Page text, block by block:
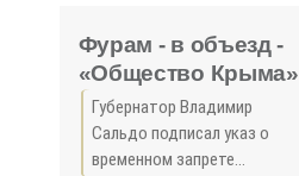
объяснили решение
логистическими
Фурам - в объезд -
«Общество Крыма»
Губернатор Владимир
Сальдо подписал указ о
временном запрете